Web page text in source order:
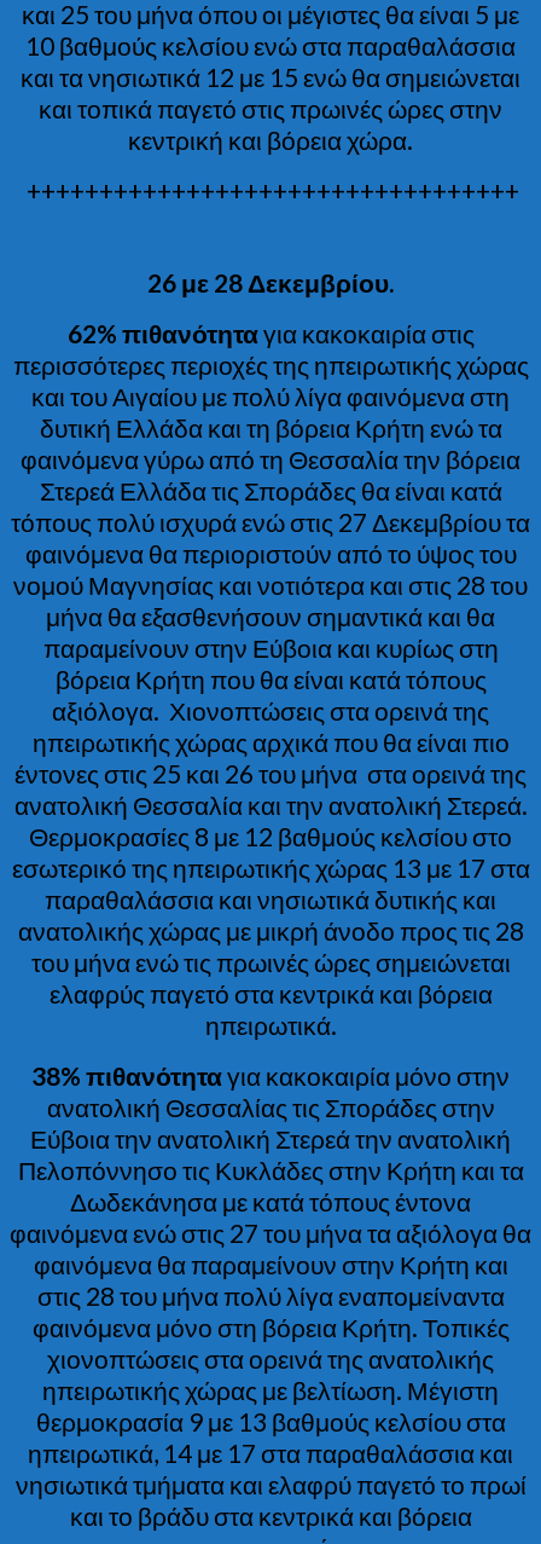
και 25 του μήνα όπου οι μέγιστες θα είναι 5 με
10 βαθμούς κελσίου ενώ στα παραθαλάσσια
και τα νησιωτικά 12 με 15 ενώ θα σημειώνεται
και τοπικά παγετό στις πρωινές ώρες στην
κεντρική και βόρεια χώρα.
++++++++++++++++++++++++++++++++++
26 με 28 Δεκεμβρίου.
62% πιθανότηταγια κακοκαιρία στις
περισσότερες περιοχές της ηπειρωτικής χώρας
και του Αιγαίου με πολύ λίγα φαινόμενα στη
δυτική Ελλάδα και τη βόρεια Κρήτη ενώ τα
φαινόμενα γύρω από τη Θεσσαλία την βόρεια
Στερεά Ελλάδα τις Σποράδες θα είναι κατά
τόπους πολύ ισχυρά ενώ στις 27 Δεκεμβρίου τα
φαινόμενα θα περιοριστούν από το ύψος του
νομού Μαγνησίας και νοτιότερα και στις 28 του
μήνα θα εξασθενήσουν σημαντικά και θα
παραμείνουν στην Εύβοια και κυρίως στη
βόρεια Κρήτη που θα είναι κατά τόπους
αξιόλογα. Χιονοπτώσεις στα ορεινά της
ηπειρωτικής χώρας αρχικά που θα είναι πιο
έντονες στις 25 και 26 του μήνα στα ορεινά της
ανατολική Θεσσαλία και την ανατολική Στερεά.
Θερμοκρασίες 8 με 12 βαθμούς κελσίου στο
εσωτερικό της ηπειρωτικής χώρας 13 με 17 στα
παραθαλάσσια και νησιωτικά δυτικής και
ανατολικής χώρας με μικρή άνοδο προς τις 28
του μήνα ενώ τις πρωινές ώρες σημειώνεται
ελαφρύς παγετό στα κεντρικά και βόρεια
ηπειρωτικά.
38% πιθανότηταγια κακοκαιρία μόνο στην
ανατολική Θεσσαλίας τις Σποράδες στην
Εύβοια την ανατολική Στερεά την ανατολική
Πελοπόννησο τις Κυκλάδες στην Κρήτη και τα
Δωδεκάνησα με κατά τόπους έντονα
φαινόμενα ενώ στις 27 του μήνα τα αξιόλογα θα
φαινόμενα θα παραμείνουν στην Κρήτη και
στις 28 του μήνα πολύ λίγα εναπομείναντα
φαινόμενα μόνο στη βόρεια Κρήτη. Τοπικές
χιονοπτώσεις στα ορεινά της ανατολικής
ηπειρωτικής χώρας με βελτίωση. Μέγιστη
θερμοκρασία 9 με 13 βαθμούς κελσίου στα
ηπειρωτικά, 14 με 17 στα παραθαλάσσια και
νησιωτικά τμήματα και ελαφρύ παγετό το πρωί
και το βράδυ στα κεντρικά και βόρεια